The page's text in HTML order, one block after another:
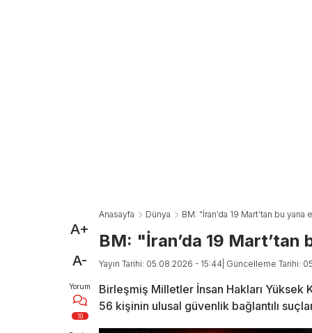
A+
A-
Yorum
10
Anasayfa Dünya BM: "İran’da 19 Mart’tan bu
BM: "İran’da 19
Yayın Tarihi: 05.08.2026 - 15:44 | Güncelleme Tarihi:
Birleşmiş Milletler İnsan Hakları Yüksek
56 kişinin ulusal güvenlik bağlantılı